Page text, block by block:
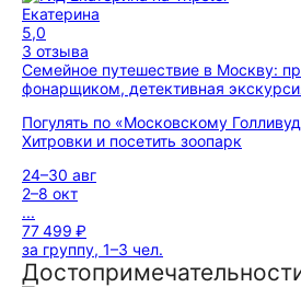
Екатерина
5,0
3 отзыва
Семейное путешествие в Москву:
фонарщиком, детективная
Погулять по «Московскому
Хитровки и посетить зоопарк
24–30 авг
2–8 окт
...
77 499 ₽
за группу, 1–3 чел.